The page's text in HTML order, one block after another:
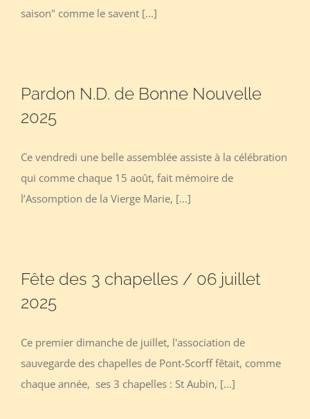
saison" comme le savent [...]
Pardon N.D. de Bonne Nouvelle
2025
Ce vendredi une belle assemblée assiste à la célébration
qui comme chaque 15 août, fait mémoire de
l’Assomption de la Vierge Marie, [...]
Fête des 3 chapelles / 06 juillet
2025
Ce premier dimanche de juillet, l'association de
sauvegarde des chapelles de Pont-Scorff fêtait, comme
chaque année, ses 3 chapelles : St Aubin, [...]